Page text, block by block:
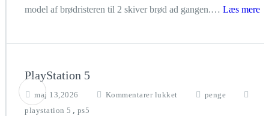
model af brødristeren til 2 skiver brød ad gangen.… Læs mere
PlayStation 5
maj 13,2026 Kommentarer lukket
penge
playstation 5 , ps5